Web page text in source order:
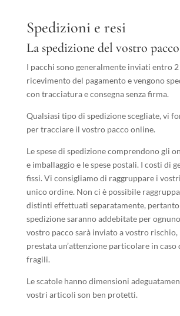
Spedizioni e resi
La spedizione del vostro pacco
I pacchi sono generalmente inviati entro
ricevimento del pagamento e vengono
con tracciatura e consegna senza firma.
Qualsiasi tipo di spedizione scegliate, vi
per tracciare il vostro pacco online.
Le spese di spedizione comprendono gli
e imballaggio e le spese postali. I costi di
fissi. Vi consigliamo di raggruppare i
unico ordine. Non ci è possibile
distinti effettuati separatamente, pertanto
spedizione saranno addebitate per
vostro pacco sarà inviato a vostro rischio,
prestata un’attenzione particolare in caso
fragili.
Le scatole hanno dimensioni
vostri articoli son ben protetti.